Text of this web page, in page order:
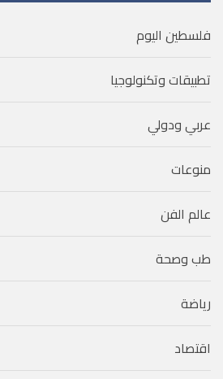
فلسطين اليوم
تطبيقات وتكنولوجيا
عربي ودولي
منوعات
عالم الفن
طب وصحة
رياضة
اقتصاد